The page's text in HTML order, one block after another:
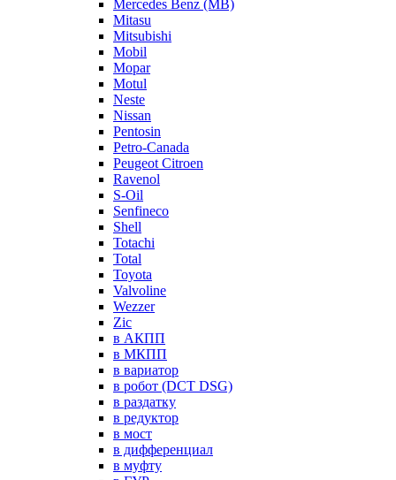
Mercedes Benz (MB)
Mitasu
Mitsubishi
Mobil
Mopar
Motul
Neste
Nissan
Pentosin
Petro-Canada
Peugeot Citroen
Ravenol
S-Oil
Senfineco
Shell
Totachi
Total
Toyota
Valvoline
Wezzer
Zic
в АКПП
в МКПП
в вариатор
в робот (DCT DSG)
в раздатку
в редуктор
в мост
в дифференциал
в муфту